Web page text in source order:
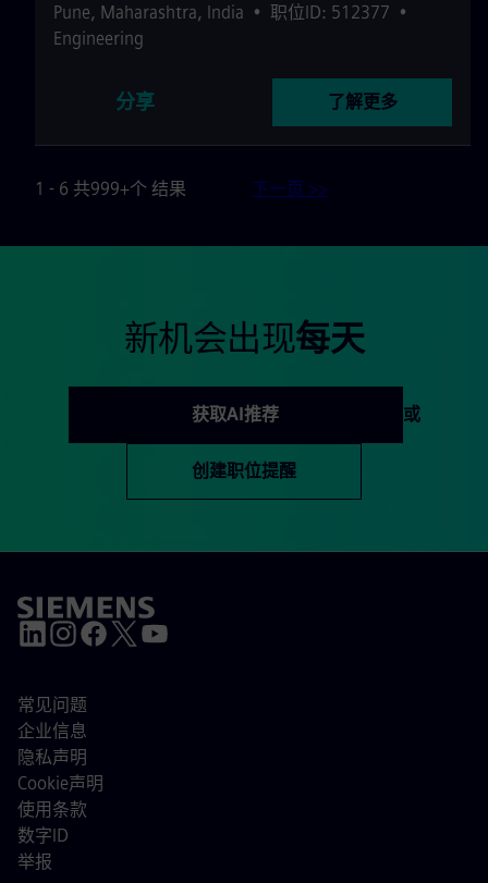
Pune, Maharashtra, India • 职位ID: 512377 •
Engineering
分享 了解更多
1 - 6 共999+个 结果 下一页 >>
新机会出现每天
获取AI推荐 或
创建职位提醒
常见问题
企业信息
隐私声明
Cookie声明
使用条款
数字ID
举报